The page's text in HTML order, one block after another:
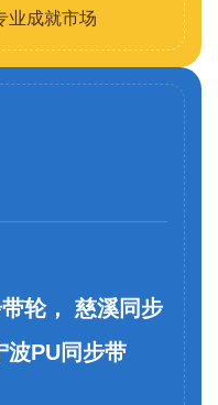
业成就市场
轮， 慈溪同步
波PU同步带